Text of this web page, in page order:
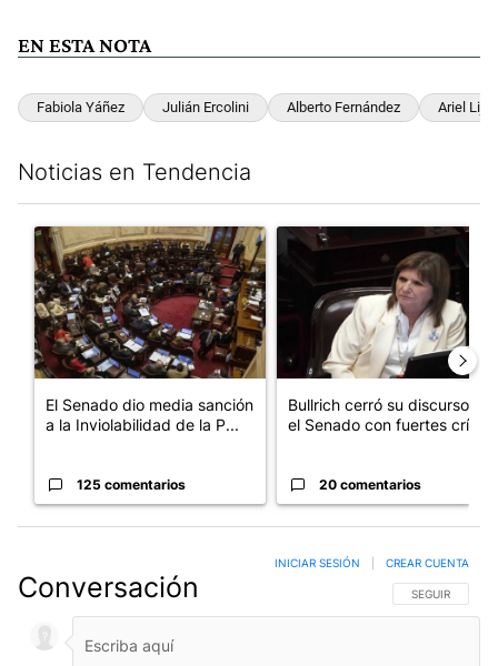
EN ESTA NOTA
Fabiola Yáñez Julián Ercolini Alberto Fernández Ariel Lijo
Noticias en Tendencia
Un artículo de tendencia con el título "El Senado dio media
El Senado dio media sanción
a la Inviolabilidad de la P...
125 comentarios
Un artículo de tendencia
Bullrich cerró su discurso en
el Senado con fuertes crí...
20 comentarios
Conversación SIGA ESTA
SEGUIR
INICIAR SESIÓN CREAR CUENTA